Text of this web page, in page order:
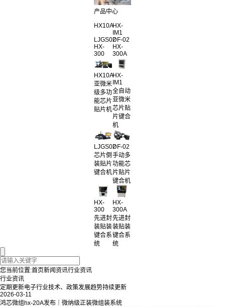
产品中心
HX10AHX-
IM1
LJGS02DF-02
HX-
300
HX-
300A
HX10A
亚微米
级多功
能芯片
贴片机
HX-
IM1
全自动
亚微米
芯片贴
片键合
机
LJGS02
芯片倒
装贴片
键合机
DF-02
手动多
功能芯
片贴片
键合机
HX-
300
先进封
装贴装
键合系
统
HX-
300A
先进封
装贴装
键合系
统
您当前位置:首页新闻资讯行业资讯
行业资讯
定期更新电子行业技术、政策发展趋势持续更新
2026-03-11
鸿芯微组hx-20A发布｜微纳级正装微组装系统